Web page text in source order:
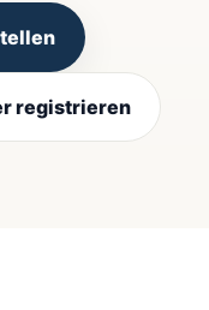
registrieren